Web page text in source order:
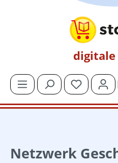
digitale
Du hast 0
Netzwerk